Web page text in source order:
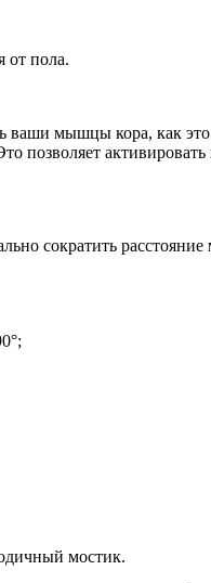
от пола.
ваши мышцы кора, как
позволяет
сократить
мостик.